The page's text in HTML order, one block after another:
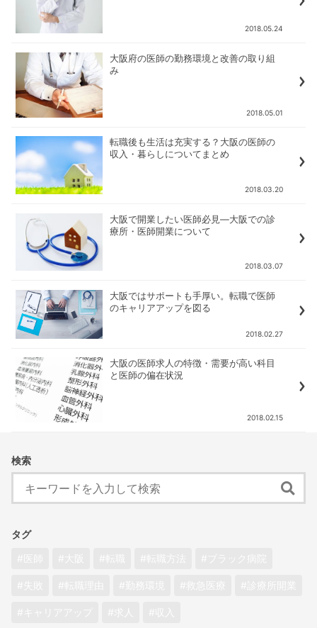
2018.05.24
大阪府の医師の勤務環境と改善の取り組
み
2018.05.01
転職後も生活は充実する？大阪の医師の
収入・暮らしについてまとめ
2018.03.20
大阪で開業したい医師必見―大阪での診
療所・医師開業について
2018.03.07
大阪ではサポートも手厚い。転職で医師
のキャリアアップを図る
2018.02.27
大阪の医師求人の特徴・需要が高い科目
と医師の偏在状況
2018.02.15
検索
タグ